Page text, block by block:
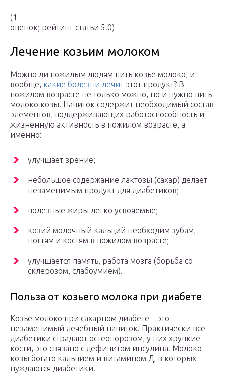
(1
оценок; рейтинг статьи 5.0)
Лечение козьим молоком
Можно ли пожилым людям пить козье молоко, и
вообще, какие болезни лечит этот продукт? В
пожилом возрасте не только можно, но и нужно пить
молоко козы. Напиток содержит необходимый состав
элементов, поддерживающих работоспособность и
жизненную активность в пожилом возрасте, а
именно:
улучшает зрение;
небольшое содержание лактозы (сахар) делает
незаменимым продукт для диабетиков;
полезные жиры легко усвояемые;
козий молочный кальций необходим зубам,
ногтям и костям в пожилом возрасте;
улучшается память, работа мозга (борьба со
склерозом, слабоумием).
Польза от козьего молока при диабете
Козье молоко при сахарном диабете – это
незаменимый лечебный напиток. Практически все
диабетики страдают остеопорозом, у них хрупкие
кости, это связано с дефицитом инсулина. Молоко
козы богато кальцием и витамином Д, в которых
нуждаются диабетики.